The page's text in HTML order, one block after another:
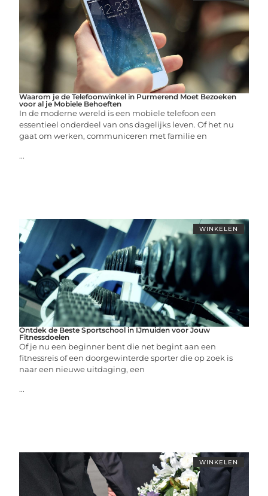
Waarom je de Telefoonwinkel in Purmerend Moet Bezoeken
voor al je Mobiele Behoeften
In de moderne wereld is een mobiele telefoon een
essentieel onderdeel van ons dagelijks leven. Of het nu
gaat om werken, communiceren met familie en
...
WINKELEN
Ontdek de Beste Sportschool in IJmuiden voor Jouw
Fitnessdoelen
Of je nu een beginner bent die net begint aan een
fitnessreis of een doorgewinterde sporter die op zoek is
naar een nieuwe uitdaging, een
...
WINKELEN